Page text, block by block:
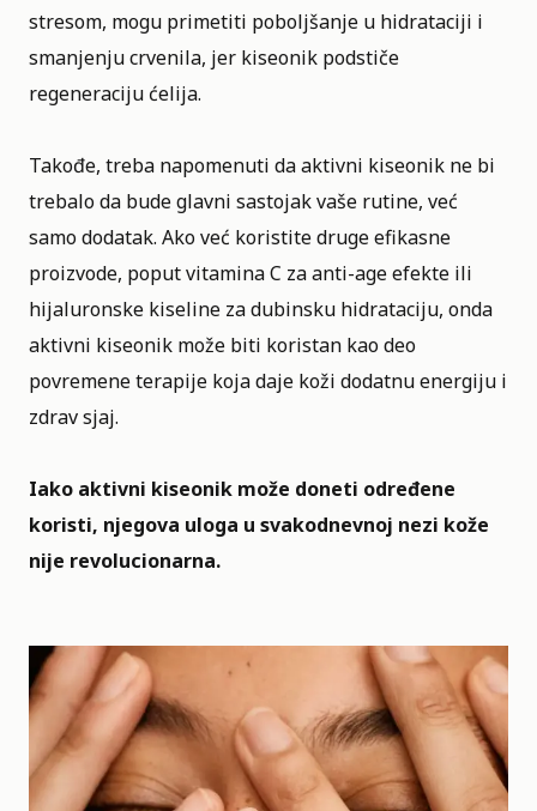
stresom, mogu primetiti poboljšanje u hidrataciji i
smanjenju crvenila, jer kiseonik podstiče
regeneraciju ćelija.
Takođe, treba napomenuti da aktivni kiseonik ne bi
trebalo da bude glavni sastojak vaše rutine, već
samo dodatak. Ako već koristite druge efikasne
proizvode, poput vitamina C za anti-age efekte ili
hijaluronske kiseline za dubinsku hidrataciju, onda
aktivni kiseonik može biti koristan kao deo
povremene terapije koja daje koži dodatnu energiju i
zdrav sjaj.
Iako aktivni kiseonik može doneti određene
koristi, njegova uloga u svakodnevnoj nezi kože
nije revolucionarna.